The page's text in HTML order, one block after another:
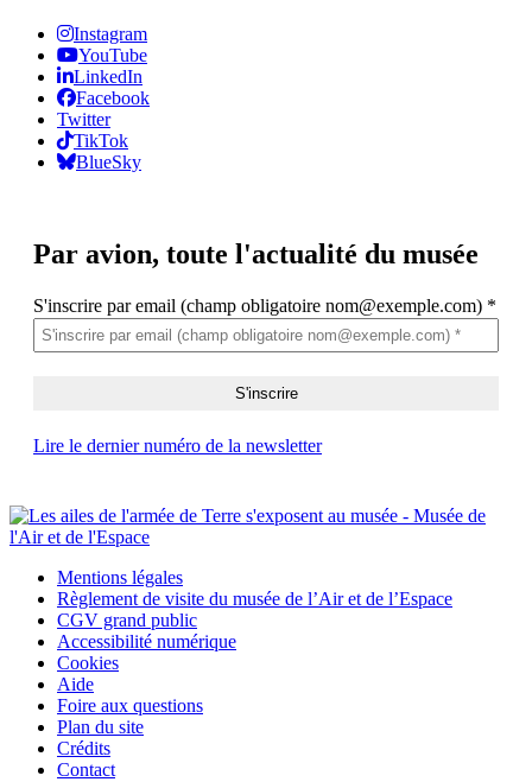
Instagram
YouTube
LinkedIn
Facebook
Twitter
TikTok
BlueSky
Par avion, toute l'actualité du musée
S'inscrire par email (champ obligatoire nom@exemple.com) *
Lire le dernier numéro de la newsletter
Mentions légales
Règlement de visite du musée de l’Air et de l’Espace
CGV grand public
Accessibilité numérique
Cookies
Aide
Foire aux questions
Plan du site
Crédits
Contact